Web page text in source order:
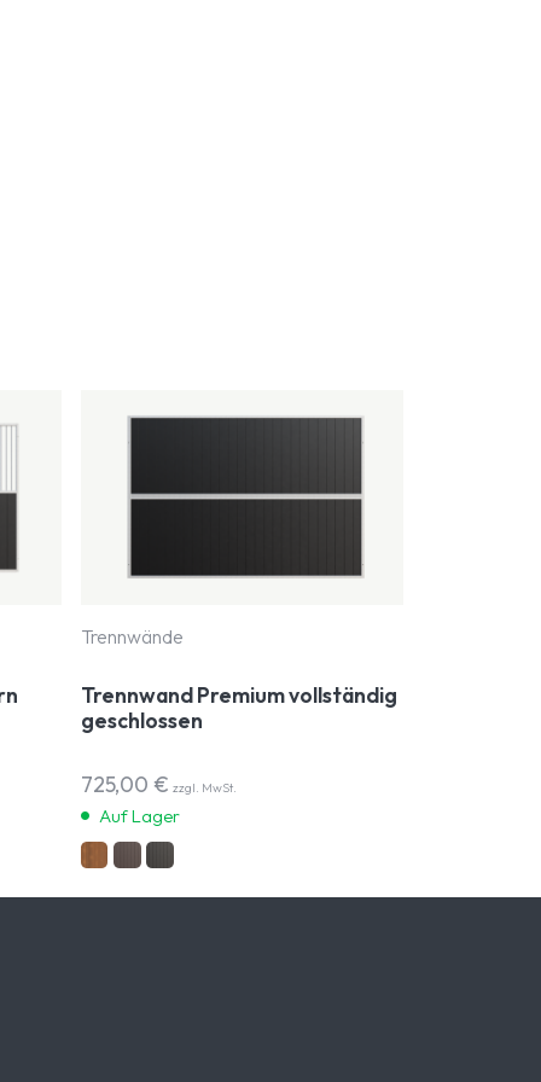
Trennwände
Trennwand Premium vollständig
geschlossen
725,00 € zzgl. MwSt.
Auf Lager